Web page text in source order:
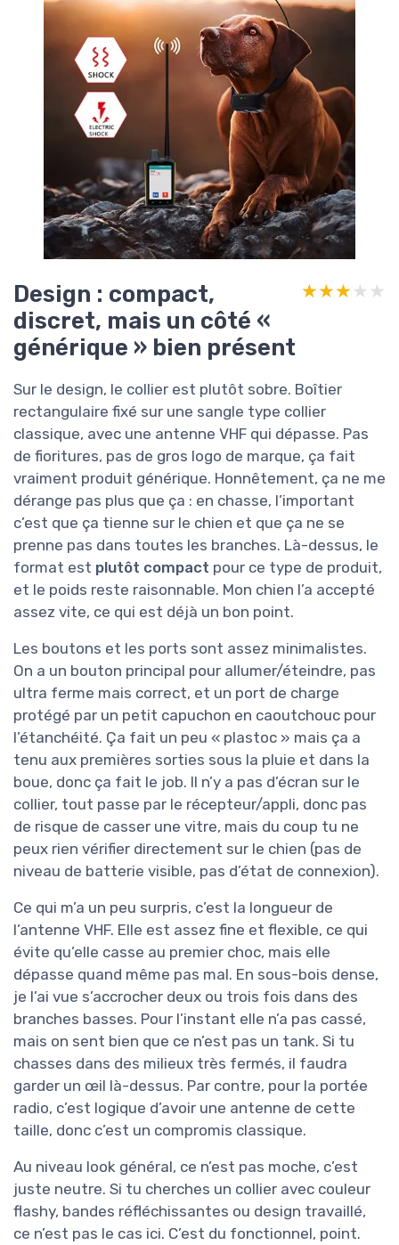
Design : compact,
discret, mais un côté «
générique » bien présent
★★★★★
★★★★★
Sur le design, le collier est plutôt sobre. Boîtier
rectangulaire fixé sur une sangle type collier
classique, avec une antenne VHF qui dépasse. Pas
de fioritures, pas de gros logo de marque, ça fait
vraiment produit générique. Honnêtement, ça ne me
dérange pas plus que ça : en chasse, l’important
c’est que ça tienne sur le chien et que ça ne se
prenne pas dans toutes les branches. Là-dessus, le
format est plutôt compact pour ce type de produit,
et le poids reste raisonnable. Mon chien l’a accepté
assez vite, ce qui est déjà un bon point.
Les boutons et les ports sont assez minimalistes.
On a un bouton principal pour allumer/éteindre, pas
ultra ferme mais correct, et un port de charge
protégé par un petit capuchon en caoutchouc pour
l’étanchéité. Ça fait un peu « plastoc » mais ça a
tenu aux premières sorties sous la pluie et dans la
boue, donc ça fait le job. Il n’y a pas d’écran sur le
collier, tout passe par le récepteur/appli, donc pas
de risque de casser une vitre, mais du coup tu ne
peux rien vérifier directement sur le chien (pas de
niveau de batterie visible, pas d’état de connexion).
Ce qui m’a un peu surpris, c’est la longueur de
l’antenne VHF. Elle est assez fine et flexible, ce qui
évite qu’elle casse au premier choc, mais elle
dépasse quand même pas mal. En sous-bois dense,
je l’ai vue s’accrocher deux ou trois fois dans des
branches basses. Pour l’instant elle n’a pas cassé,
mais on sent bien que ce n’est pas un tank. Si tu
chasses dans des milieux très fermés, il faudra
garder un œil là-dessus. Par contre, pour la portée
radio, c’est logique d’avoir une antenne de cette
taille, donc c’est un compromis classique.
Au niveau look général, ce n’est pas moche, c’est
juste neutre. Si tu cherches un collier avec couleur
flashy, bandes réfléchissantes ou design travaillé,
ce n’est pas le cas ici. C’est du fonctionnel, point.